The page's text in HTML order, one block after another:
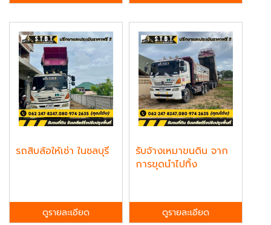
รถสิบล้อให้เช่า ในชลบุรี
ดูรายละเอียด
รับจ้างเหมาขนดิน จาก
การขุดนำไปทิ้ง
ดูรายละเอียด